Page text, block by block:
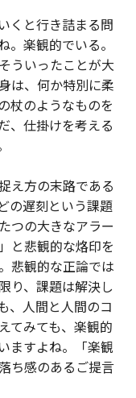
くと行き詰まる問
楽観的でいる。
ういったことが大
は、何か特別に柔
杖のようなものを
、仕掛けを考える
え方の末路である
の遅刻という課題
つの大きなアラー
と悲観的な烙印を
悲観的な正論では
り、課題は解決し
、人間と人間のコ
てみても、楽観的
ますよね。「楽観
ち感のあるご提言